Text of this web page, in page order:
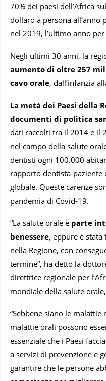
70% dei paesi dell’Africa
dollaro a persona all’anno
nel 2019, l’ultimo anno
Negli ultimi 30 anni, la
aumento di oltre 257
cavo orale, dall’infanzia
La metà dei Paesi della
documenti di politica
dati raccolti tra il 2014 e il
nel campo della salute
dentisti ogni 100.000
rapporto dentista-
globale. Queste carenze
pandemia di Covid-19.
“La salute orale è parte
benessere, eppure è
nella Regione, con
termine”, ha detto la
direttrice regionale per
mondiale della salute
“Sebbene siano le
malattie orali possono
essenziale che i Paesi
a servizi di prevenzione e
garantire che le persone